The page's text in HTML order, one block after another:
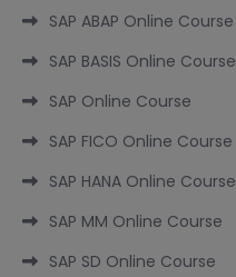
SAP ABAP Online Course
SAP BASIS Online Course
SAP Online Course
SAP FICO Online Course
SAP HANA Online Course
SAP MM Online Course
SAP SD Online Course